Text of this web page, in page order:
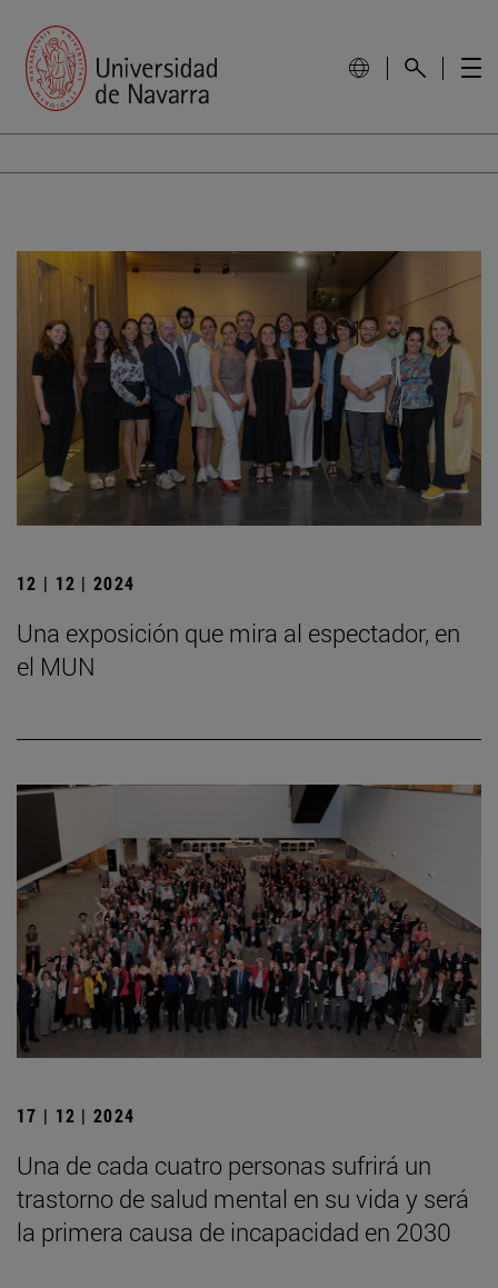
12 | 12 | 2024
Una exposición que mira al espectador, en
el MUN
17 | 12 | 2024
Una de cada cuatro personas sufrirá un
trastorno de salud mental en su vida y será
la primera causa de incapacidad en 2030